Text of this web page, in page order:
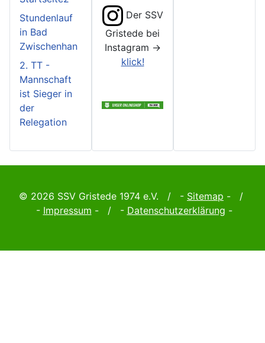
Stundenlauf
in Bad
Zwischenhan
2. TT -
Mannschaft
ist Sieger in
der
Relegation
Der SSV
Gristede bei
Instagram ->
klick!
© 2026 SSV Gristede 1974 e.V. / - Sitemap - /
- Impressum - / - Datenschutzerklärung -